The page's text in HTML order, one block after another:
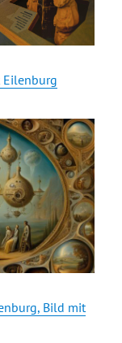
Eilenburg
Bild mit